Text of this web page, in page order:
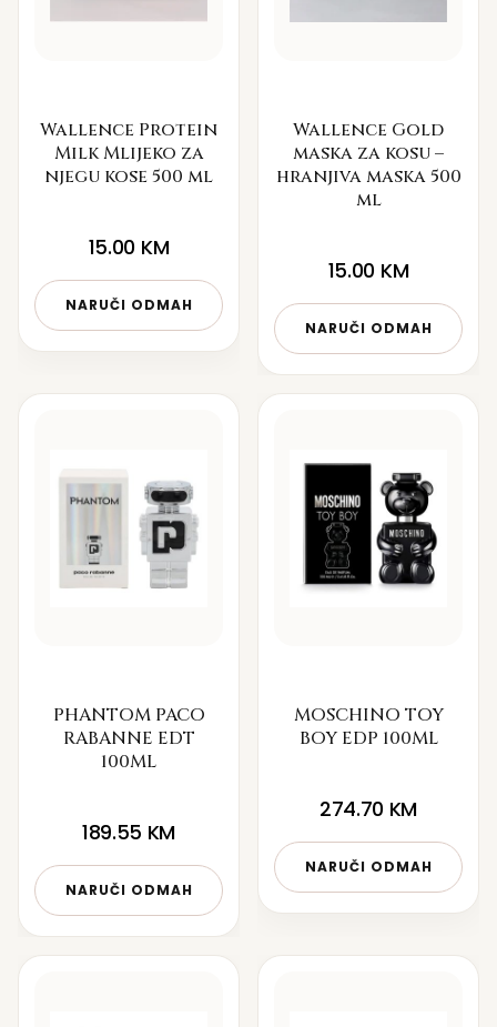
Wallence Protein
Milk Mlijeko za
njegu kose 500 ml
15.00 KM
NARUČI ODMAH
Wallence Gold
maska za kosu –
hranjiva maska 500
ml
15.00 KM
NARUČI ODMAH
PHANTOM PACO
RABANNE EDT
100ML
189.55 KM
NARUČI ODMAH
MOSCHINO TOY
BOY EDP 100ML
274.70 KM
NARUČI ODMAH